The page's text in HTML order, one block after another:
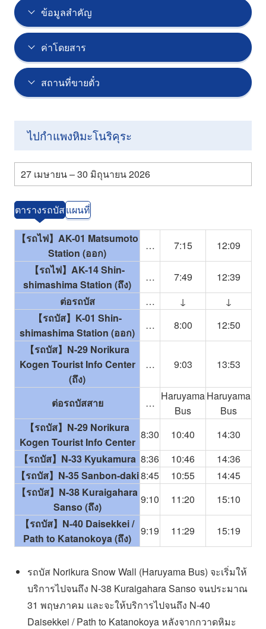
ข้อมูลสำคัญ
ค่าโดยสาร
สถานที่ขายตั๋ว
ไปกำแพงหิมะโนริคุระ
27 เมษายน – 30 มิถุนายน 2026
ตารางรถบัสแผนที่
【รถไฟ】AK-01 Matsumoto
Station (ออก)
… 7:15
12:09
【รถไฟ】AK-14 Shin-
shimashima Station (ถึง)
… 7:49
12:39
ต่อรถบัส
… ↓
↓
【รถบัส】K-01 Shin-
shimashima Station (ออก)
… 8:00
12:50
【รถบัส】N-29 Norikura
Kogen Tourist Info Center
(ถึง)
… 9:03 13:53
ต่อรถบัสสาย …
Haruyama
Bus
Haruyama
Bus
【รถบัส】N-29 Norikura
Kogen Tourist Info Center
8:30 10:40
14:30
【รถบัส】N-33 Kyukamura 8:36 10:46
14:36
【รถบัส】N-35 Sanbon-daki8:45 10:55
14:45
【รถบัส】N-38 Kuraigahara
Sanso (ถึง)
9:10 11:20
15:10
【รถบัส】N-40 Daisekkei /
Path to Katanokoya (ถึง)
9:19 11:29 15:19
รถบัส Norikura Snow Wall (Haruyama Bus) จะเริ่มให้
บริการไปจนถึง N-38 Kuraigahara Sanso จนประมาณ
31 พฤษภาคม และจะให้บริการไปจนถึง N-40
Daisekkei / Path to Katanokoya หลังจากกวาดหิมะ